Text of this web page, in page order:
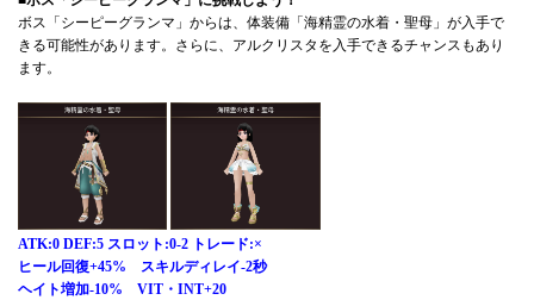
ボス「シーピーグランマ」からは、体装備「海精霊の水着・聖母」が入手で
きる可能性があります。さらに、アルクリスタを入手できるチャンスもあり
ます。
ATK:0 DEF:5 スロット:0-2 トレード:×
ヒール回復+45% スキルディレイ-2秒
ヘイト増加-10% VIT・INT+20